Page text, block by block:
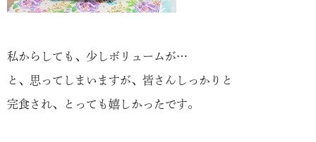
私からしても、少しボリュームが…
と、思ってしまいますが、皆さんしっかりと
完食され、とっても嬉しかったです。